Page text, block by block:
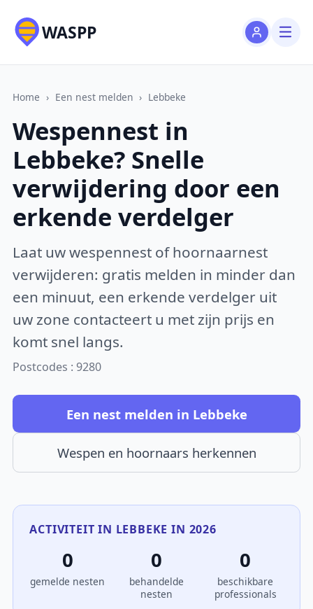
WASPP
Home › Een nest melden › Lebbeke
Wespennest in
Lebbeke? Snelle
verwijdering door een
erkende verdelger
Laat uw wespennest of hoornaarnest
verwijderen: gratis melden in minder dan
een minuut, een erkende verdelger uit
uw zone contacteert u met zijn prijs en
komt snel langs.
Postcodes : 9280
Een nest melden in Lebbeke
Wespen en hoornaars herkennen
ACTIVITEIT IN LEBBEKE IN 2026
0
gemelde nesten
0
behandelde
nesten
0
beschikbare
professionals